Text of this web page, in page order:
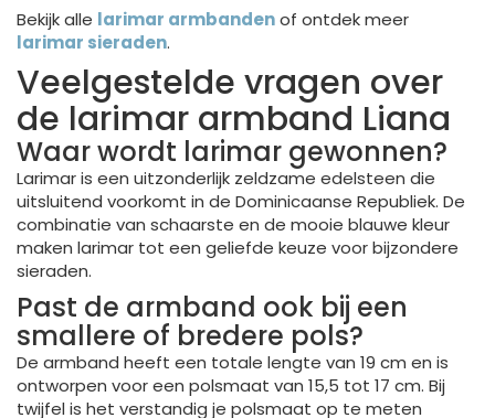
Bekijk alle larimar armbandenof ontdek meer
larimar sieraden.
Veelgestelde vragen over
de larimar armband Liana
Waar wordt larimar gewonnen?
Larimar is een uitzonderlijk zeldzame edelsteen die
uitsluitend voorkomt in de Dominicaanse Republiek. De
combinatie van schaarste en de mooie blauwe kleur
maken larimar tot een geliefde keuze voor bijzondere
sieraden.
Past de armband ook bij een
smallere of bredere pols?
De armband heeft een totale lengte van 19 cm en is
ontworpen voor een polsmaat van 15,5 tot 17 cm. Bij
twijfel is het verstandig je polsmaat op te meten